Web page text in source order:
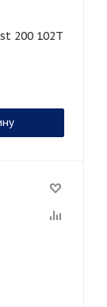
200 102T